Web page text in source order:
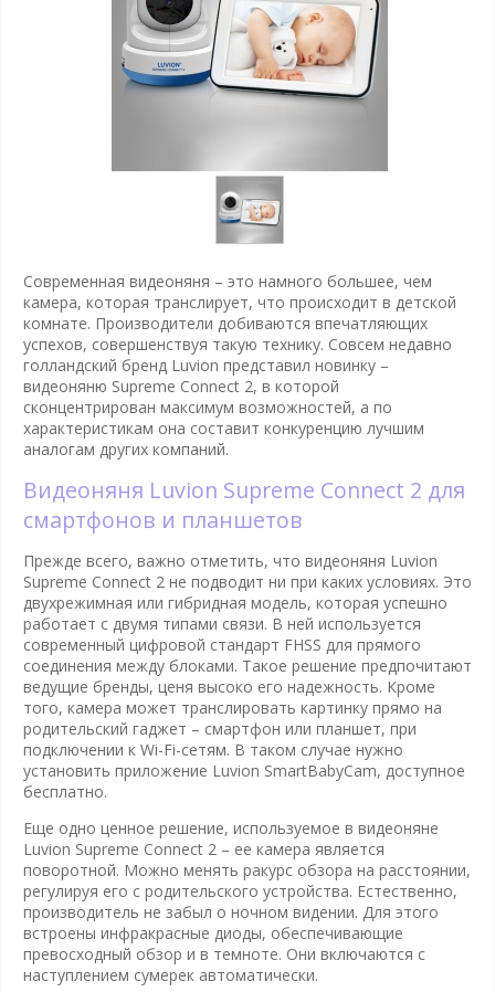
Современная видеоняня – это намного большее, чем
камера, которая транслирует, что происходит в детской
комнате. Производители добиваются впечатляющих
успехов, совершенствуя такую технику. Совсем недавно
голландский бренд Luvion представил новинку –
видеоняню Supreme Connect 2, в которой
сконцентрирован максимум возможностей, а по
характеристикам она составит конкуренцию лучшим
аналогам других компаний.
Видеоняня Luvion Supreme Connect 2 для
смартфонов и планшетов
Прежде всего, важно отметить, что видеоняня Luvion
Supreme Connect 2 не подводит ни при каких условиях. Это
двухрежимная или гибридная модель, которая успешно
работает с двумя типами связи. В ней используется
современный цифровой стандарт FHSS для прямого
соединения между блоками. Такое решение предпочитают
ведущие бренды, ценя высоко его надежность. Кроме
того, камера может транслировать картинку прямо на
родительский гаджет – смартфон или планшет, при
подключении к Wi-Fi-сетям. В таком случае нужно
установить приложение Luvion SmartBabyCam, доступное
бесплатно.
Еще одно ценное решение, используемое в видеоняне
Luvion Supreme Connect 2 – ее камера является
поворотной. Можно менять ракурс обзора на расстоянии,
регулируя его с родительского устройства. Естественно,
производитель не забыл о ночном видении. Для этого
встроены инфракрасные диоды, обеспечивающие
превосходный обзор и в темноте. Они включаются с
наступлением сумерек автоматически.